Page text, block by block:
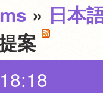
» 日本
案